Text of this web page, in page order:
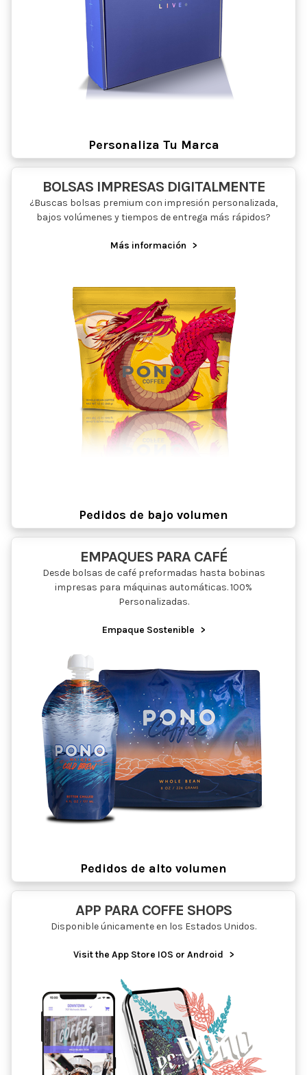
Personaliza Tu Marca
BOLSAS IMPRESAS DIGITALMENTE
¿Buscas bolsas premium con impresión personalizada,
bajos volúmenes y tiempos de entrega más rápidos?
Más información >
Pedidos de bajo volumen
EMPAQUES PARA CAFÉ
Desde bolsas de café preformadas hasta bobinas
impresas para máquinas automáticas. 100%
Personalizadas.
Empaque Sostenible >
Pedidos de alto volumen
APP PARA COFFE SHOPS
Disponible únicamente en los Estados Unidos.
Visit the App Store IOS or Android >